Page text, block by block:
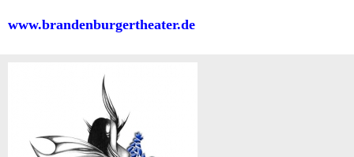
www.brandenburgertheater.de